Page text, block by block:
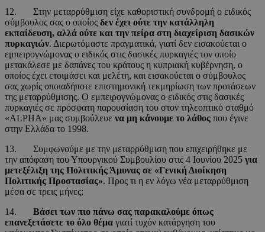
12. Στην μεταρρύθμιση είχε καθοριστική συνδρομή ο ειδικός
σύμβουλος σας ο οποίος δεν έχει ούτε την κατάλληλη
εκπαίδευση, αλλά ούτε και την πείρα στη διαχείριση δασικών
πυρκαγιών. Διερωτόμαστε πραγματικά, γιατί δεν εισακούεται ο
εμπειρογνώμονας ο ειδικός στις δασικές πυρκαγιές τον οποίο
μετακάλεσε με δαπάνες του κράτους η κυπριακή κυβέρνηση, ο
οποίος έχει ετοιμάσει και μελέτη, και εισακούεται ο σύμβουλος
σας χωρίς οποιαδήποτε επιστημονική τεκμηρίωση των προτάσεων
της μεταρρύθμισης. Ο εμπειρογνώμονας ο ειδικός στις δασικές
πυρκαγιές σε πρόσφατη παρουσίαση του στον τηλεοπτικό σταθμό
«ALPHA» μας συμβούλευε να μη κάνουμε το λάθος που έγινε
στην Ελλάδα το 1998.
13. Συμφωνούμε με την μεταρρύθμιση που επιχειρήθηκε με
την απόφαση του Υπουργικού Συμβουλίου στις 4 Ιουνίου 2025 για
μετεξέλιξη της Πολιτικής Άμυνας σε «Γενική Διοίκηση
Πολιτικής Προστασίας». Προς τι η εν λόγω νέα μεταρρύθμιση
μέσα σε τρεις μήνες;
14. Βάσει των πιο πάνω σας παρακαλούμε όπως
επανεξετάσετε το όλο θέμα γιατί τυχόν κατάργηση του